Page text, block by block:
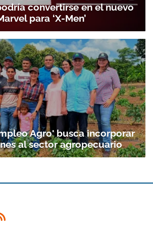
convertirse en el nuevo
para ‘X-Men’
Agro' busca incorporar
al sector agropecuario